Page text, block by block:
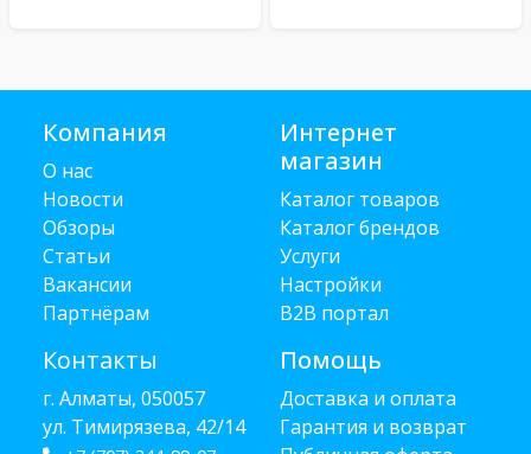
Компания
О нас
Новости
Обзоры
Статьи
Вакансии
Партнёрам
Контакты
г. Алматы, 050057
ул. Тимирязева, 42/14
Интернет
магазин
Каталог товаров
Каталог брендов
Услуги
Настройки
B2B портал
Помощь
Доставка и оплата
Гарантия и возврат